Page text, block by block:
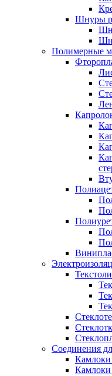
Шнуры
Полимерные
Соединения
Камлоки
Камлоки